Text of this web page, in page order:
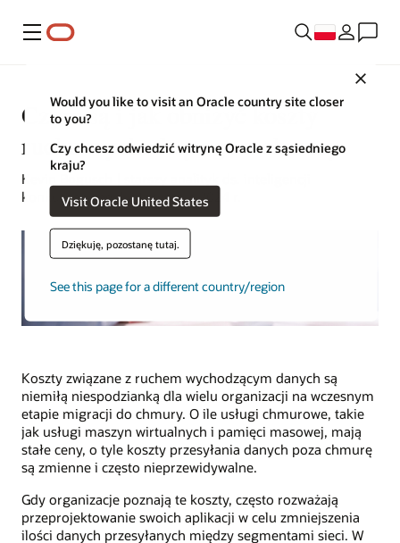
Menu
Would you like to visit an Oracle country site closer
to you?
Czy chcesz odwiedzić witrynę Oracle z sąsiedniego
kraju?
Visit Oracle United States
Dziękuję, pozostanę tutaj.
See this page for a different country/region
Czym są i jak obniżyć koszty
ruchu wychodzącego z chmury
Kevin Bogusch | starszy analityk ds. inteligencji
konkurencyjnej | 24 stycznia 2024 r.
Koszty związane z ruchem wychodzącym danych są
niemiłą niespodzianką dla wielu organizacji na wczesnym
etapie migracji do chmury. O ile usługi chmurowe, takie
jak usługi maszyn wirtualnych i pamięci masowej, mają
stałe ceny, o tyle koszty przesyłania danych poza chmurę
są zmienne i często nieprzewidywalne.
Gdy organizacje poznają te koszty, często rozważają
przeprojektowanie swoich aplikacji w celu zmniejszenia
ilości danych przesyłanych między segmentami sieci. W